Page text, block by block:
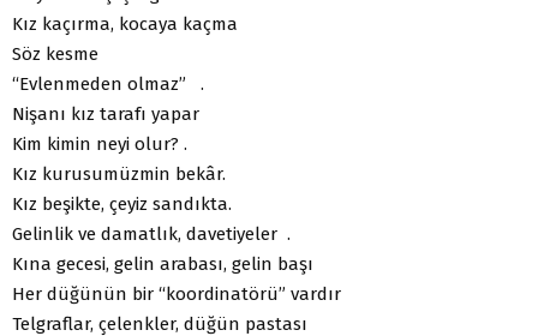
Kız kaçırma, kocaya kaçma
Söz kesme
“Evlenmeden olmaz” .
Nişanı kız tarafı yapar
Kim kimin neyi olur? .
Kız kurusumüzmin bekâr.
Kız beşikte, çeyiz sandıkta.
Gelinlik ve damatlık, davetiyeler .
Kına gecesi, gelin arabası, gelin başı
Her düğünün bir “koordinatörü” vardır
Telgraflar, çelenkler, düğün pastası